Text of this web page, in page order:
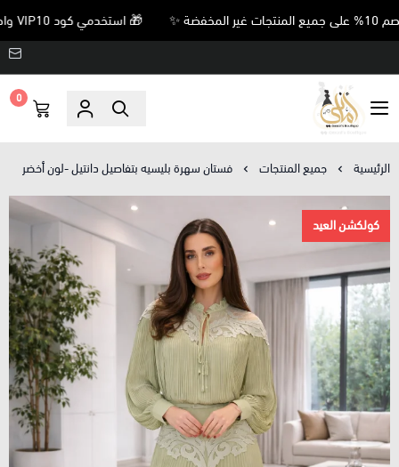
🎁 استخدمي كود VIP10 واحصلي على خصم 10% على جميع المنتجات غير المخفضة ✨
Amani’s Boutique
0
الرئيسية جميع المنتجات فستان سهرة بليسيه بتفاصيل دانتيل -لون أخضر
كولكشن العيد